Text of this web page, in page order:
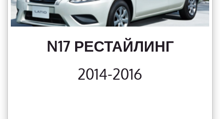
N17 РЕСТАЙЛИНГ
2014-2016